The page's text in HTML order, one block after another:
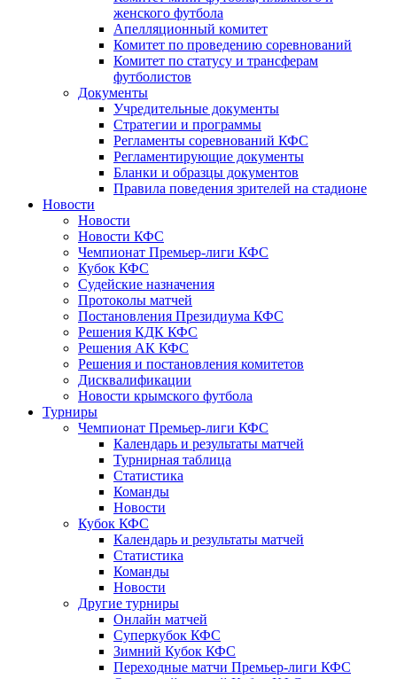
женского футбола
Апелляционный комитет
Комитет по проведению соревнований
Комитет по статусу и трансферам
футболистов
Документы
Учредительные документы
Стратегии и программы
Регламенты соревнований КФС
Регламентирующие документы
Бланки и образцы документов
Правила поведения зрителей на стадионе
Новости
Новости
Новости КФС
Чемпионат Премьер-лиги КФС
Кубок КФС
Судейские назначения
Протоколы матчей
Постановления Президиума КФС
Решения КДК КФС
Решения АК КФС
Решения и постановления комитетов
Дисквалификации
Новости крымского футбола
Турниры
Чемпионат Премьер-лиги КФС
Календарь и результаты матчей
Турнирная таблица
Статистика
Команды
Новости
Кубок КФС
Календарь и результаты матчей
Статистика
Команды
Новости
Другие турниры
Онлайн матчей
Суперкубок КФС
Зимний Кубок КФС
Переходные матчи Премьер-лиги КФС